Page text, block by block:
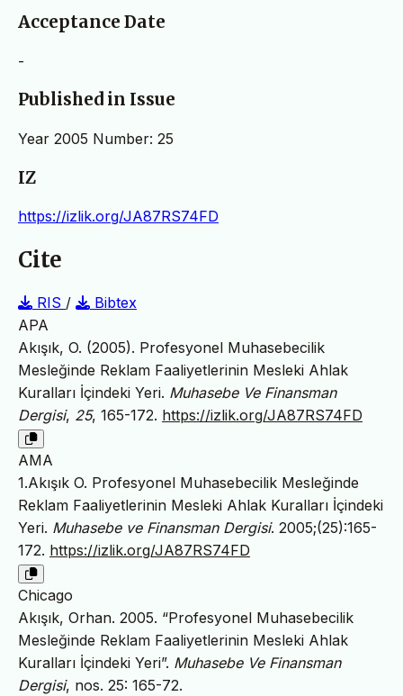
Acceptance Date
-
Published in Issue
Year 2005 Number: 25
IZ
https://izlik.org/JA87RS74FD
Cite
RIS /
Bibtex
APA
Akışık, O. (2005). Profesyonel Muhasebecilik
Mesleğinde Reklam Faaliyetlerinin Mesleki Ahlak
Kuralları İçindeki Yeri. Muhasebe Ve Finansman
Dergisi, 25, 165-172. https://izlik.org/JA87RS74FD
AMA
1.Akışık O. Profesyonel Muhasebecilik Mesleğinde
Reklam Faaliyetlerinin Mesleki Ahlak Kuralları İçindeki
Yeri. Muhasebe ve Finansman Dergisi. 2005;(25):165-
172. https://izlik.org/JA87RS74FD
Chicago
Akışık, Orhan. 2005. “Profesyonel Muhasebecilik
Mesleğinde Reklam Faaliyetlerinin Mesleki Ahlak
Kuralları İçindeki Yeri”. Muhasebe Ve Finansman
Dergisi, nos. 25: 165-72.